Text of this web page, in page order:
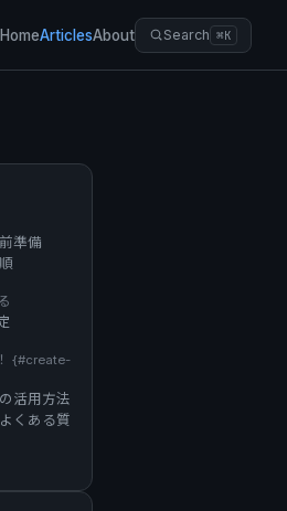
HomeArticlesAbout Search ⌘K
準備
{#create-
活用方法
くある質